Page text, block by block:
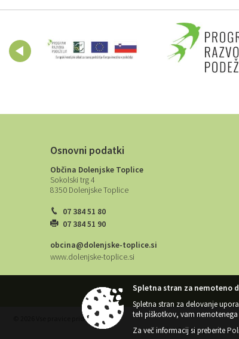
Osnovni podatki
Občina Dolenjske Toplice
Sokolski trg 4
8350 Dolenjske Toplice
07 384 51 80
07 384 51 90
obcina@dolenjske-toplice.si
www.dolenjske-toplice.si
© 2026 Vse pravice pridržane
Splošni pogoji spletne
Spletna stran za nemoteno
Spletna stran za delovanje
teh piškotkov, vam
Za več informacij si preberite